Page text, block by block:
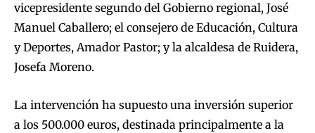
vicepresidente segundo del Gobierno regional, José
Manuel Caballero; el consejero de Educación, Cultura
y Deportes, Amador Pastor; y la alcaldesa de Ruidera,
Josefa Moreno.
La intervención ha supuesto una inversión superior
a los 500.000 euros, destinada principalmente a la